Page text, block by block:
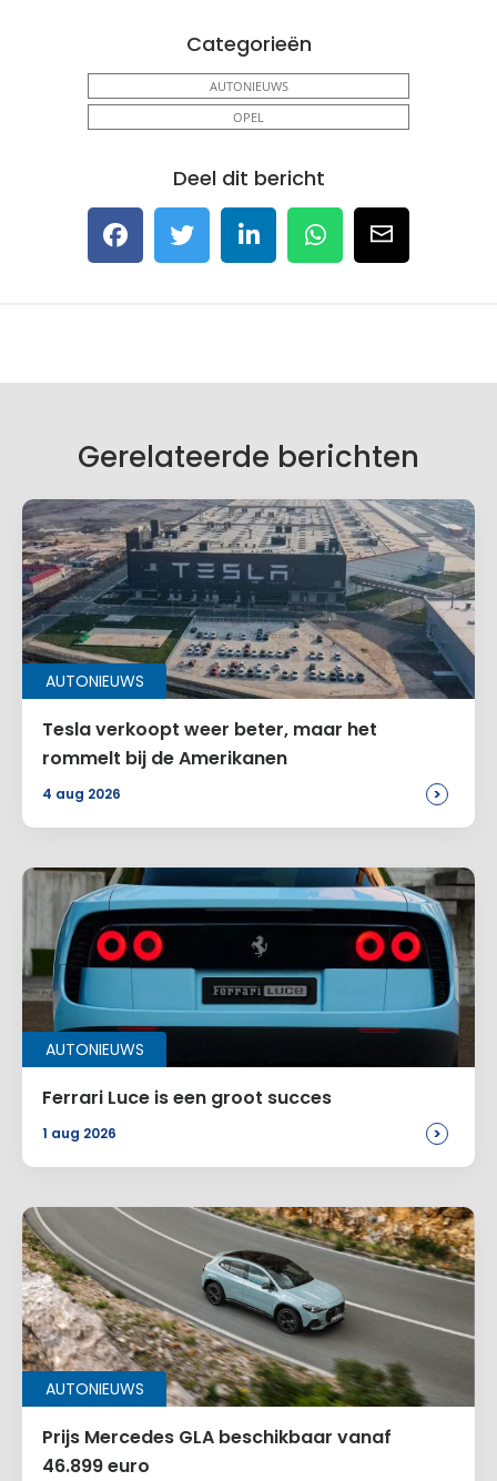
Categorieën
AUTONIEUWS
OPEL
Deel dit bericht
Gerelateerde berichten
AUTONIEUWS
Tesla verkoopt weer beter, maar het
rommelt bij de Amerikanen
4 aug 2026 >
AUTONIEUWS
Ferrari Luce is een groot succes
1 aug 2026 >
AUTONIEUWS
Prijs Mercedes GLA beschikbaar vanaf
46.899 euro